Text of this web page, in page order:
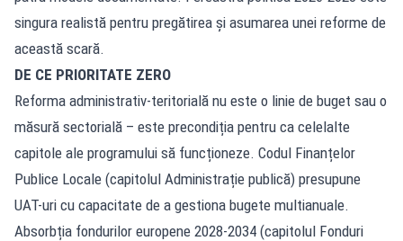
singura realistă pentru pregătirea și asumarea unei reforme de
această scară.
DE CE PRIORITATE ZERO
Reforma administrativ-teritorială nu este o linie de buget sau o
măsură sectorială – este precondiția pentru ca celelalte
capitole ale programului să funcționeze. Codul Finanțelor
Publice Locale (capitolul Administrație publică) presupune
UAT-uri cu capacitate de a gestiona bugete multianuale.
Absorbția fondurilor europene 2028-2034 (capitolul Fonduri